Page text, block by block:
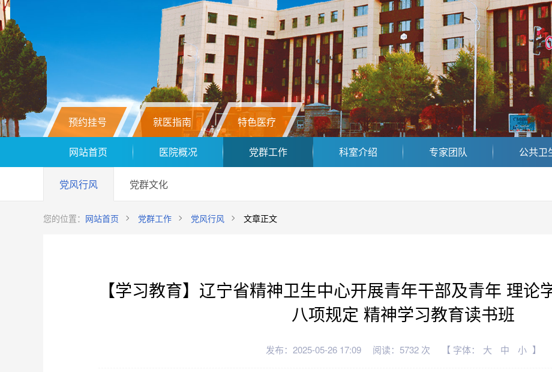
预约挂号 就医指南 特色医疗
网站首页 医院概况 党群工作 科室介绍 专家团队 公共卫
党风行风 党群文化
您的位置： 网站首页 党群工作 党风行风 文章正文
【学习教育】辽宁省精神卫生中心开展青年干部及青年 理论
八项规定 精神学习教育读书班
发布：2025-05-26 17:09 阅读：5732 次 【 字体： 大 中 小 】